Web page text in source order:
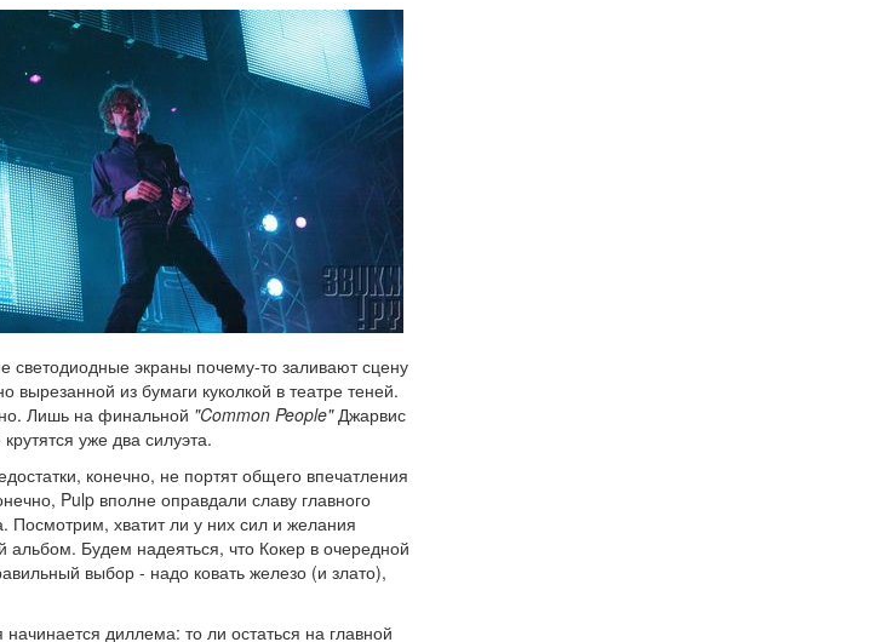
светодиодные экраны почему-то заливают сцену
из бумаги куколкой в театре теней.
Лишь на финальной "Common People"Джарвис
уже два силуэта.
конечно, не портят общего впечатления
Pulp вполне оправдали славу главного
Посмотрим, хватит ли у них сил и желания
альбом. Будем надеяться, что Кокер в очередной
выбор - надо ковать железо (и злато),
диллема: то ли остаться на главной